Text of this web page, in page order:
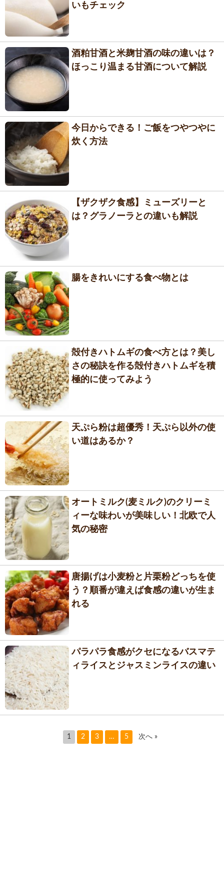
いもチェック
酒粕甘酒と米麹甘酒の味の違いは？
ほっこり温まる甘酒について解説
今日からできる！ご飯をつやつやに
炊く方法
【ザクザク食感】ミューズリーと
は？グラノーラとの違いも解説
腸をきれいにする食べ物とは
殻付きハトムギの食べ方とは？美し
さの秘訣を作る殻付きハトムギを積
極的に使ってみよう
天ぷら粉は超優秀！天ぷら以外の使
い道はあるか？
オートミルク(麦ミルク)のクリーミ
ィーな味わいが美味しい！北欧で人
気の秘密
唐揚げは小麦粉と片栗粉どっちを使
う？順番が違えば食感の違いが生ま
れる
パラパラ食感がクセになるバスマテ
ィライスとジャスミンライスの違い
1 2 3 … 5 次へ »